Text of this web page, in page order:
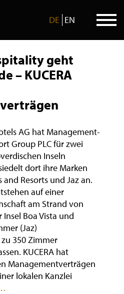
DE EN
geht
– KUCERA
AG hat Management-
Group PLC für zwei
Inseln
dort ihre Marken
Resorts und Jaz an.
auf einer
am Strand von
Boa Vista und
(Jaz)
350 Zimmer
KUCERA hat
Managementverträgen
lokalen Kanzlei